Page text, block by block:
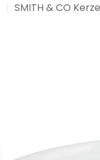
SMITH & CO